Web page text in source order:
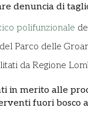
denuncia di
polifunzionale
Parco delle
da Regione
in merito alle
fuori bosco